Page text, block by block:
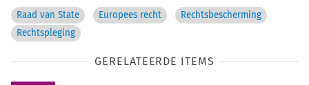
Raad van State Europees recht
Rechtsbescherming
Rechtspleging
GERELATEERDE ITEMS